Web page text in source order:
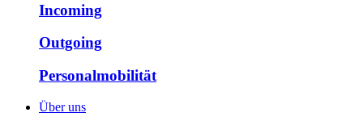
Incoming
Outgoing
Personalmobilität
Über uns